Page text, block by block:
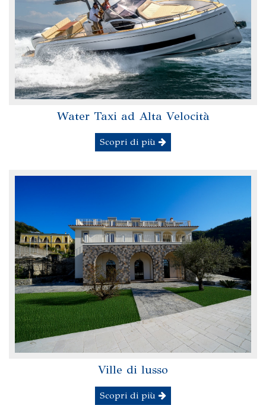
Water Taxi ad Alta Velocità
Scopri di più
Ville di lusso
Scopri di più